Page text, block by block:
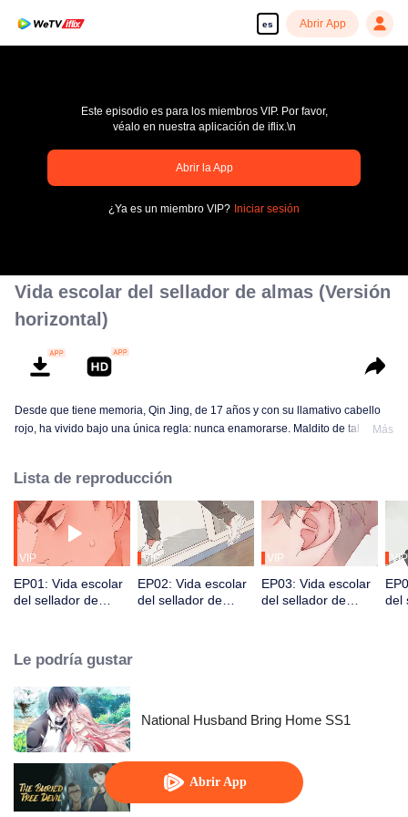
es Abrir App
Abrir App
pay limit
Código de error: 70013083.-1-ae2faa98031bcf22d368231faf82d541
Este episodio es para los miembros VIP. Por favor,
véalo en nuestra aplicación de iflix.\n
Abrir la App
¿Ya es un miembro VIP? Iniciar sesión
Vida escolar del sellador de almas (Versión
horizontal)
Desde que tiene memoria, Qin Jing, de 17 años y con su llamativo cabello
rojo, ha vivido bajo una única regla: nunca enamorarse. Maldito de tal forma
fracturada el primer día de clases cuando conoce a Qi Yu, un estudiante
transferido que parece ser un imán para la desgracia.
Más
Lista de reproducción
VIP
EP01: Vida escolar
del sellador de
VIP
EP02: Vida escolar
del sellador de
VIP
EP03: Vida escolar
del sellador de
VIP
del
Le podría gustar
National Husband Bring Home SS1
The Buried Tree Devil